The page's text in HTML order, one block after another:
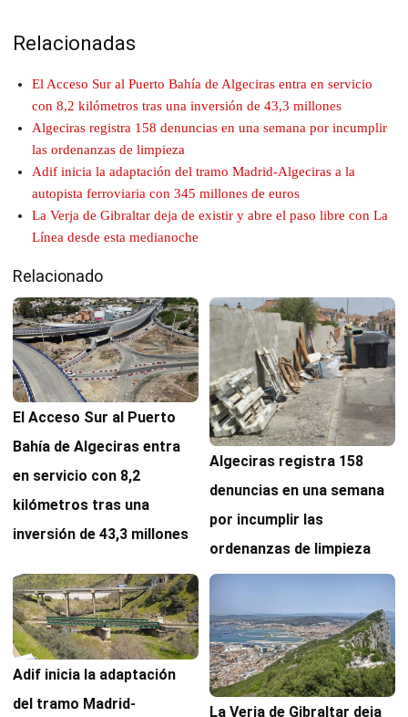
Relacionadas
El Acceso Sur al Puerto Bahía de Algeciras entra en servicio
con 8,2 kilómetros tras una inversión de 43,3 millones
Algeciras registra 158 denuncias en una semana por incumplir
las ordenanzas de limpieza
Adif inicia la adaptación del tramo Madrid-Algeciras a la
autopista ferroviaria con 345 millones de euros
La Verja de Gibraltar deja de existir y abre el paso libre con La
Línea desde esta medianoche
Relacionado
El Acceso Sur al Puerto
Bahía de Algeciras entra
en servicio con 8,2
kilómetros tras una
inversión de 43,3 millones
Algeciras registra 158
denuncias en una semana
por incumplir las
ordenanzas de limpieza
Adif inicia la adaptación
del tramo Madrid-
La Verja de Gibraltar deja